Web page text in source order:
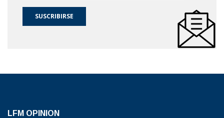
SUSCRIBIRSE
LFM OPINION